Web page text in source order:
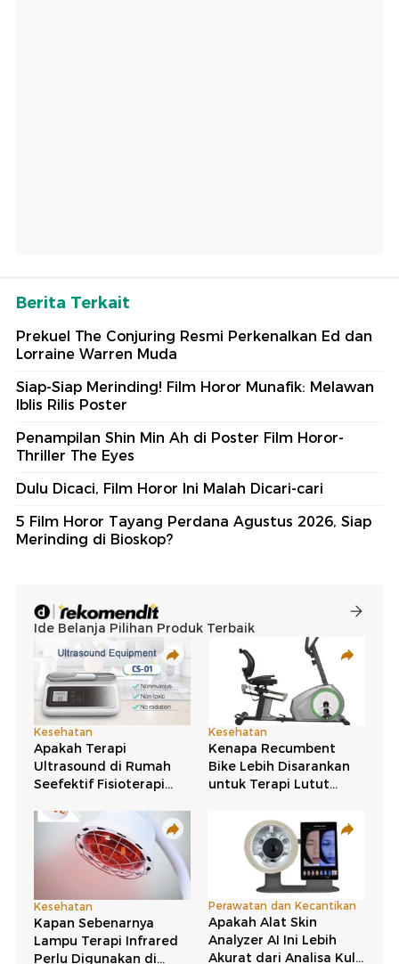
Berita Terkait
Prekuel The Conjuring Resmi Perkenalkan Ed dan
Lorraine Warren Muda
Siap-Siap Merinding! Film Horor Munafik: Melawan
Iblis Rilis Poster
Penampilan Shin Min Ah di Poster Film Horor-
Thriller The Eyes
Dulu Dicaci, Film Horor Ini Malah Dicari-cari
5 Film Horor Tayang Perdana Agustus 2026, Siap
Merinding di Bioskop?